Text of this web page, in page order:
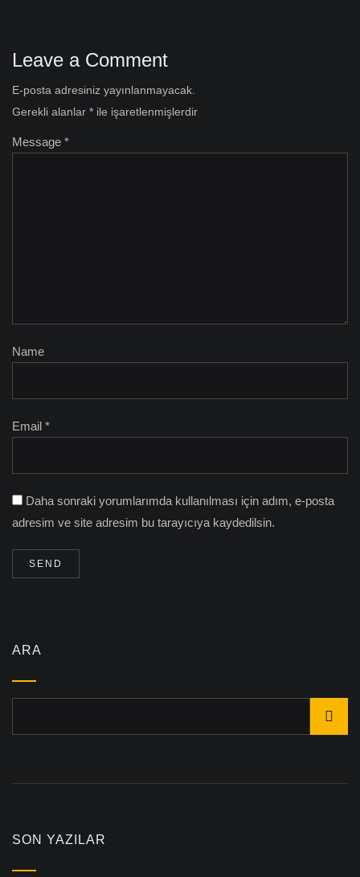
Leave a Comment
E-posta adresiniz yayınlanmayacak.
Gerekli alanlar * ile işaretlenmişlerdir
Message *
Name
Email *
Daha sonraki yorumlarımda kullanılması için adım, e-posta
adresim ve site adresim bu tarayıcıya kaydedilsin.
ARA
SON YAZILAR